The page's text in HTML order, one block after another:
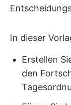
In dieser
Erstellen
den